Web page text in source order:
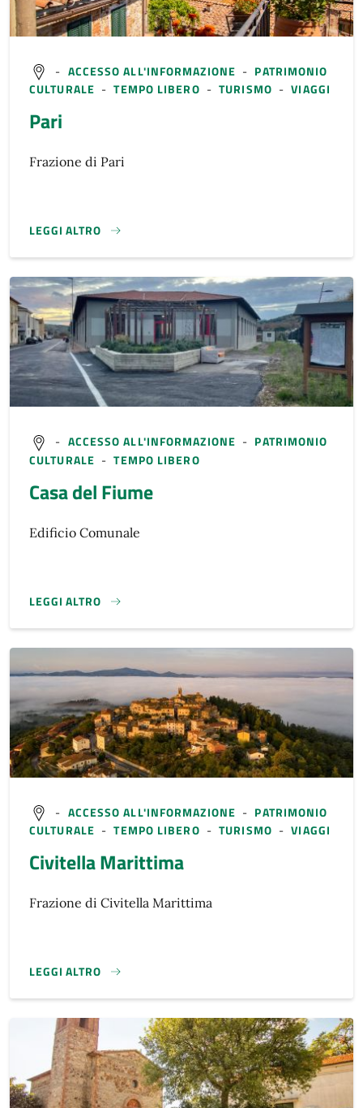
- ACCESSO ALL'INFORMAZIONE - PATRIMONIO
CULTURALE -TEMPO LIBERO -TURISMO -VIAGGI
Pari
Frazione di Pari
LEGGI ALTRO
}
- ACCESSO ALL'INFORMAZIONE - PATRIMONIO
CULTURALE -TEMPO LIBERO
Casa del Fiume
Edificio Comunale
LEGGI ALTRO
}
- ACCESSO ALL'INFORMAZIONE - PATRIMONIO
CULTURALE -TEMPO LIBERO -TURISMO -VIAGGI
Civitella Marittima
Frazione di Civitella Marittima
LEGGI ALTRO
}